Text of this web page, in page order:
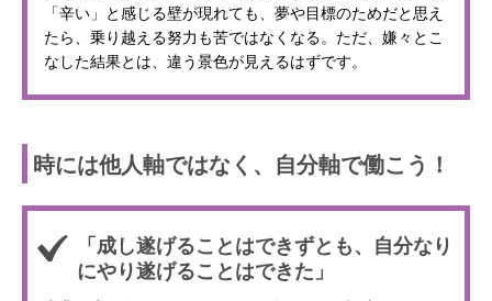
「辛い」と感じる壁が現れても、夢や目標のためだと思え
たら、乗り越える努力も苦ではなくなる。ただ、嫌々とこ
なした結果とは、違う景色が見えるはずです。
時には他人軸ではなく、自分軸で働こう！
「成し遂げることはできずとも、自分なり
にやり遂げることはできた」